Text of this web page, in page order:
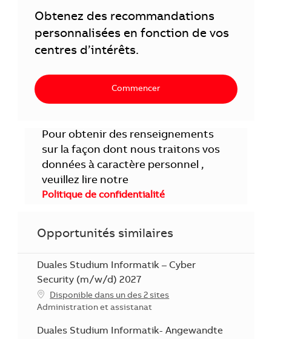
Obtenez des recommandations
personnalisées en fonction de vos
centres d’intérêts.
Commencer
Pour obtenir des renseignements
sur la façon dont nous traitons vos
données à caractère personnel ,
veuillez lire notre
Politique de confidentialité
Opportunités similaires
Duales Studium Informatik – Cyber
Security (m/w/d) 2027
Disponible dans un des 2 sites
Catégorie
Administration et assistanat
Duales Studium Informatik- Angewandte